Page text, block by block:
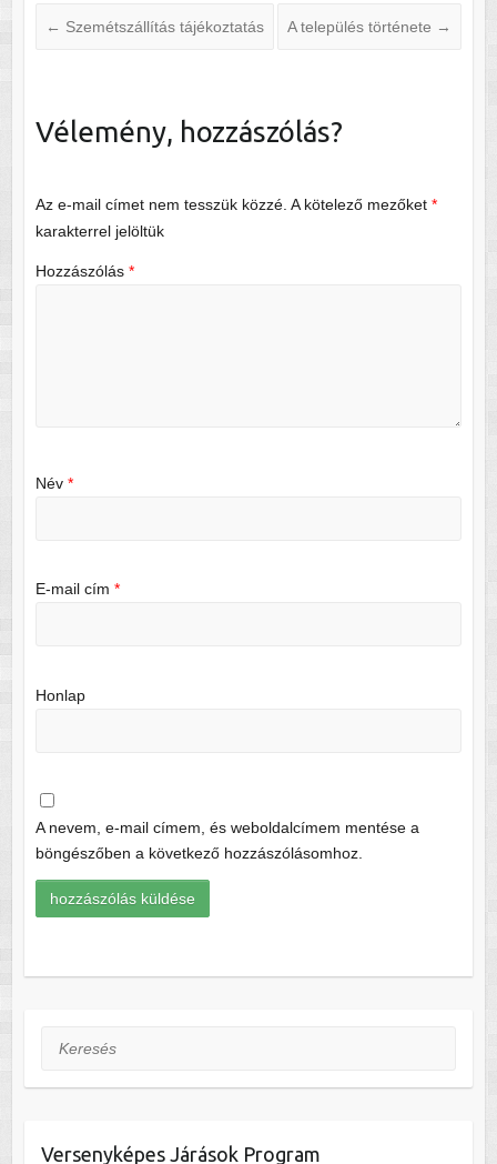
← Szemétszállítás tájékoztatás A település története →
Vélemény, hozzászólás?
Az e-mail címet nem tesszük közzé. A kötelező mezőket *
karakterrel jelöltük
Hozzászólás *
Név *
E-mail cím *
Honlap
A nevem, e-mail címem, és weboldalcímem mentése a
böngészőben a következő hozzászólásomhoz.
Keresés
Versenyképes Járások Program